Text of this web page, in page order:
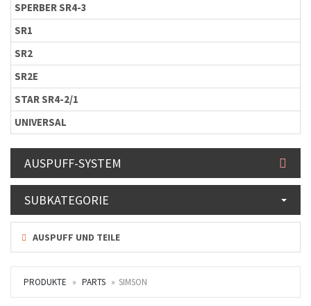
SPERBER SR4-3
SR1
SR2
SR2E
STAR SR4-2/1
UNIVERSAL
AUSPUFF-SYSTEM
SUBKATEGORIE
AUSPUFF UND TEILE
PRODUKTE PARTS SIMSON